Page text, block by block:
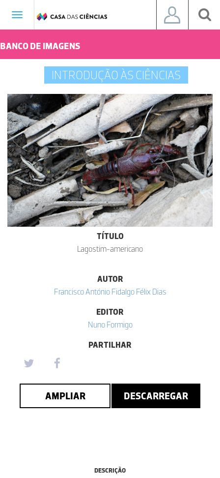
Toggle
BANCO DE IMAGENS
INTRODUÇÃO ÀS CIÊNCIAS
TÍTULO
Lagostim-americano
AUTOR
Francisco António Fidalgo Félix Dias
EDITOR
Nuno Formigo
PARTILHAR
AMPLIAR DESCARREGAR
DESCRIÇÃO